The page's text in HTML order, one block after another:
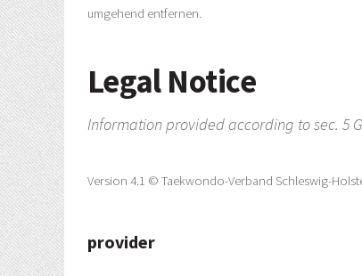
umgehend entfernen.
Legal Notice
Information provided according to sec. 5
Version 4.1 © Taekwondo-Verband Schleswig-
provider